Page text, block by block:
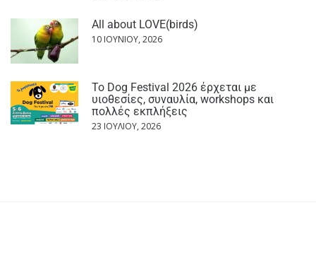
All about LOVE(birds)
10 ΙΟΥΝΊΟΥ, 2026
Το Dog Festival 2026 έρχεται με
υιοθεσίες, συναυλία, workshops και
πολλές εκπλήξεις
23 ΙΟΥΛΊΟΥ, 2026